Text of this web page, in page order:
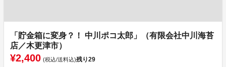
「貯金箱に変身？！ 中川ポコ太郎」（有限会社中川海苔
店／木更津市）
¥2,400 (税込/送料込)残り29